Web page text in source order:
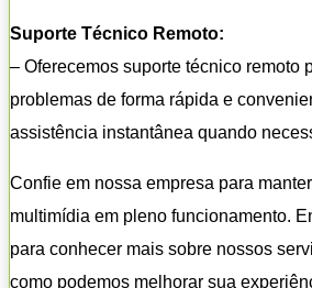
Suporte Técnico Remoto:
– Oferecemos suporte técnico remoto
problemas de forma rápida e
assistência instantânea quando
Confie em nossa empresa para
multimídia em pleno funcionamento.
para conhecer mais sobre nossos
como podemos melhorar sua